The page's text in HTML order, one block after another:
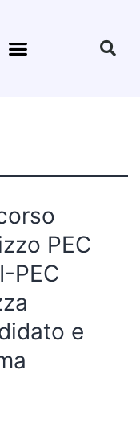
PEC
PEC
e